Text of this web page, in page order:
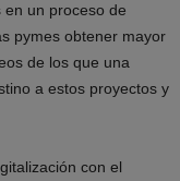
un proceso de
pymes obtener mayor
de los que una
a estos proyectos y
con el